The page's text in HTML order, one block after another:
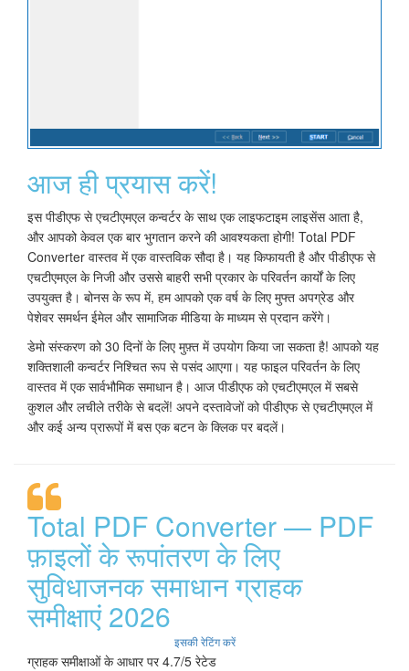
आज ही प्रयास करें!
इस पीडीएफ से एचटीएमएल कन्वर्टर के साथ एक लाइफटाइम लाइसेंस आता है,
और आपको केवल एक बार भुगतान करने की आवश्यकता होगी! Total PDF
Converter वास्तव में एक वास्तविक सौदा है। यह किफायती है और पीडीएफ से
एचटीएमएल के निजी और उससे बाहरी सभी प्रकार के परिवर्तन कार्यों के लिए
उपयुक्त है। बोनस के रूप में, हम आपको एक वर्ष के लिए मुफ्त अपग्रेड और
पेशेवर समर्थन ईमेल और सामाजिक मीडिया के माध्यम से प्रदान करेंगे।
डेमो संस्करण को 30 दिनों के लिए मुफ़्त में उपयोग किया जा सकता है! आपको यह
शक्तिशाली कन्वर्टर निश्चित रूप से पसंद आएगा। यह फाइल परिवर्तन के लिए
वास्तव में एक सार्वभौमिक समाधान है। आज पीडीएफ को एचटीएमएल में सबसे
कुशल और लचीले तरीके से बदलें! अपने दस्तावेजों को पीडीएफ से एचटीएमएल में
और कई अन्य प्रारूपों में बस एक बटन के क्लिक पर बदलें।
Total PDF Converter — PDF
फ़ाइलों के रूपांतरण के लिए
सुविधाजनक समाधान ग्राहक
समीक्षाएं 2026
इसकी रेटिंग करें
ग्राहक समीक्षाओं के आधार पर 4.7/5 रेटेड